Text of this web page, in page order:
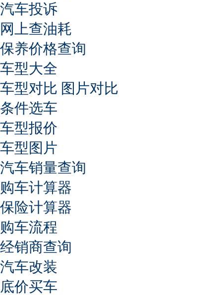
汽车投诉
网上查油耗
保养价格查询
车型大全
车型对比 图片对比
条件选车
车型报价
车型图片
汽车销量查询
购车计算器
保险计算器
购车流程
经销商查询
汽车改装
底价买车